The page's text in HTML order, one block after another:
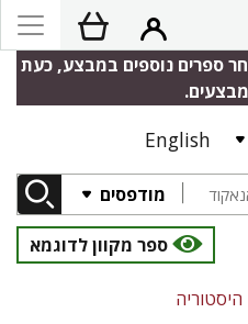
ספרים נוספים במבצע, כעת
English
מודפסים
ספר מקוון לדוגמא
היסטוריה